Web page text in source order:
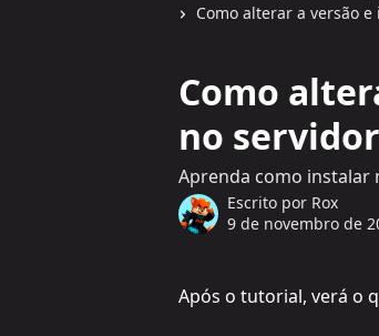
Como alterar a versão
Como
no
Aprenda como instalar
Escrito por Rox
9 de novembro de
Após o tutorial, verá o